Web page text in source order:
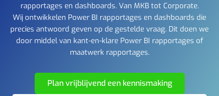
rapportages en dashboards. Van MKB tot Corporate.
Wij ontwikkelen Power BI rapportages en dashboards die
precies antwoord geven op de gestelde vraag. Dit doen we
door middel van kant-en-klare Power BI rapportages of
maatwerk rapportages.
Plan vrijblijvend een kennismaking